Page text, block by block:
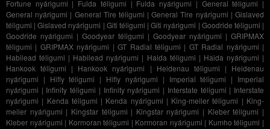
Fortune nyárigumi | Fulda téligumi | Fulda nyárigumi | General téligumi |
General nyárigumi | General Tire téligumi |General Tire nyárigumi |Gislaved
téligumi |Gislaved nyárigumi | Giti téligumi |Giti nyárigumi | Goodride téligumi |
Goodride nyárigumi | Goodyear téligumi | Goodyear nyárigumi | GRIPMAX
téligumi | GRIPMAX nyárigumi |GT Radial téligumi | GT Radial nyárigumi |
Habilead téligumi | Habilead nyárigumi | Haida téligumi | Haida nyárigumi |
Hankook téligumi | Hankook nyárigumi | Heidenau téligumi | Heidenau
nyárigumi | Hifly téligumi | Hifly nyárigumi | Imperial téligumi | Imperial
nyárigumi | Infinity téligumi | Infinity nyárigumi | Interstate téligumi | Interstate
nyárigumi | Kenda téligumi | Kenda nyárigumi | King-meiler téligumi | King-
meiler nyárigumi | Kingstar téligumi | Kingstar nyárigumi | Kleber téligumi |
Kleber nyárigumi | Kormoran téligumi | Kormoran nyárigumi | Kumho téligumi |